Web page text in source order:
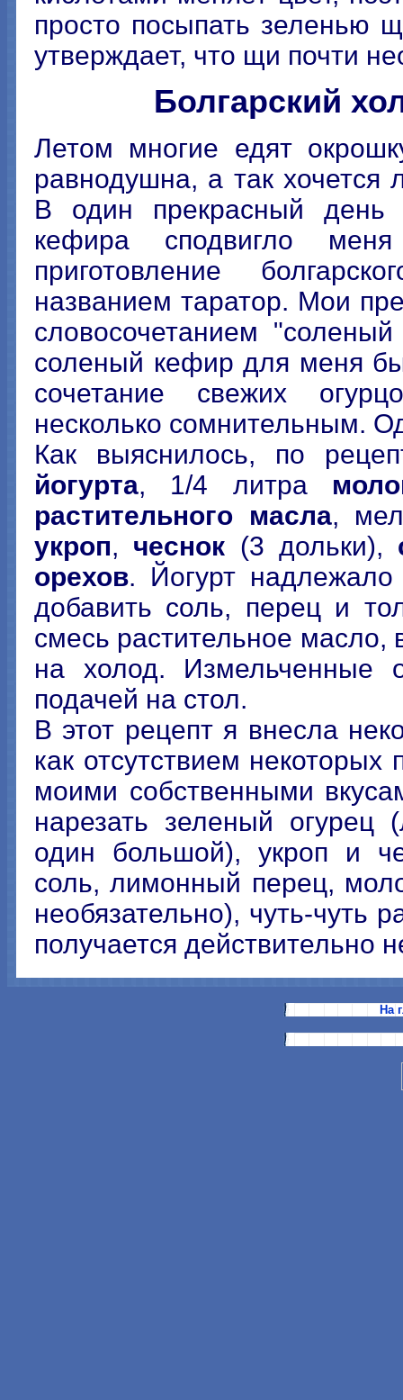
просто посыпать зеленью
утверждает, что щи почти
Болгарский
Летом многие едят
равнодушна, а так хочется
В один прекрасный день
кефира сподвигло
приготовление
названием таратор. Мои
словосочетанием
соленый кефир для меня
сочетание свежих
несколько сомнительным.
Как выяснилось, по
йогурта, 1/4 литра
растительного масла,
укроп, чеснок (3 дольки),
орехов. Йогурт
добавить соль, перец и
смесь растительное масло,
на холод. Измельченные
подачей на стол.
В этот рецепт я внесла
как отсутствием некоторых
моими собственными
нарезать зеленый огурец
один большой), укроп и
соль, лимонный перец,
необязательно), чуть-чуть
получается действительно
На